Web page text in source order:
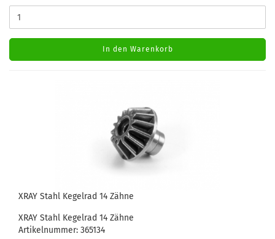
In den Warenkorb
XRAY Stahl Kegelrad 14 Zähne
XRAY Stahl Kegelrad 14 Zähne
Artikelnummer: 365134